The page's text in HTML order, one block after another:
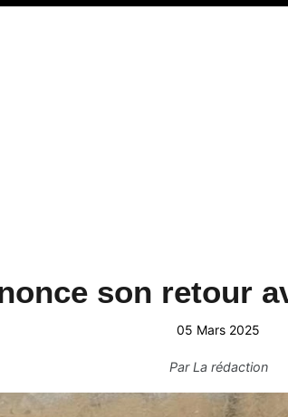
son retour
05 Mars 2025
ParLa rédaction